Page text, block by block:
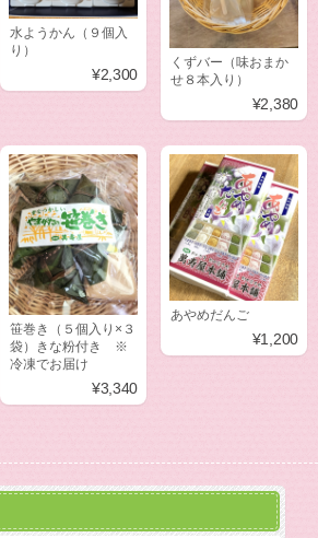
水ようかん（９個入
り）
¥2,300
くずバー（味おまか
せ８本入り）
¥2,380
笹巻き（５個入り×３
袋）きな粉付き ※
冷凍でお届け
¥3,340
あやめだんご
¥1,200